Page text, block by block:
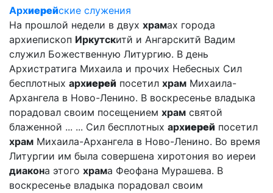
Архиерейские служения
На прошлой недели в двух храмах города
архиепископ Иркутскитй и Ангарскитй Вадим
служил Божественную Литургию. В день
Архистратига Михаила и прочих Небесных Сил
бесплотных архиерей посетил храм Михаила-
Архангела в Ново-Ленино. В воскресенье владыка
порадовал своим посещением храм святой
блаженной ... ... Сил бесплотных архиерей посетил
храм Михаила-Архангела в Ново-Ленино. Во время
Литургии им была совершена хиротония во иереи
диакона этого храма Феофана Мурашева. В
воскресенье владыка порадовал своим